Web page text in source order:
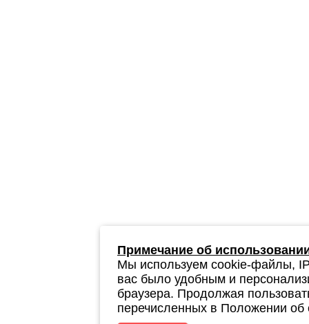
Примечание об
Мы используем cookie-файлы,
вас было удобным и
браузера. Продолжая
перечисленных в Положении